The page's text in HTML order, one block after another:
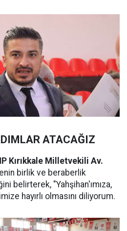
ATACAĞIZ
Kırıkkale Milletvekili Av.
birlik ve beraberlik
belirterek, "Yahşihan'ımıza,
hayırlı olmasını diliyorum.